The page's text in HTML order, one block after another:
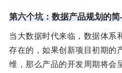
第六个坑：数据产品规划的简
当大数据时代来临，数据体系
存在的，如果创新项目初期的
维，那么产品的开发周期将会